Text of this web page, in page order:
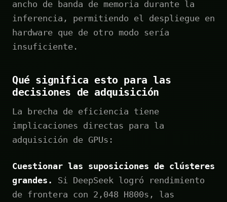
ancho de banda de memoria durante la
inferencia, permitiendo el despliegue en
hardware que de otro modo sería
insuficiente.
Qué significa esto para las
decisiones de adquisición
La brecha de eficiencia tiene
implicaciones directas para la
adquisición de GPUs:
Cuestionar las suposiciones de clústeres
grandes.
Si DeepSeek logró rendimiento
de frontera con 2,048 H800s, las